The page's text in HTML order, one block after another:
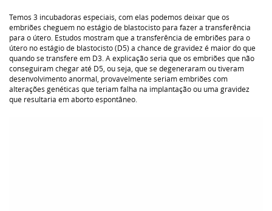
Temos 3 incubadoras especiais, com elas podemos deixar que os
embriões cheguem no estágio de blastocisto para fazer a transferência
para o útero. Estudos mostram que a transferência de embriões para o
útero no estágio de blastocisto (D5) a chance de gravidez é maior do que
quando se transfere em D3. A explicação seria que os embriões que não
conseguiram chegar até D5, ou seja, que se degeneraram ou tiveram
desenvolvimento anormal, provavelmente seriam embriões com
alterações genéticas que teriam falha na implantação ou uma gravidez
que resultaria em aborto espontâneo.